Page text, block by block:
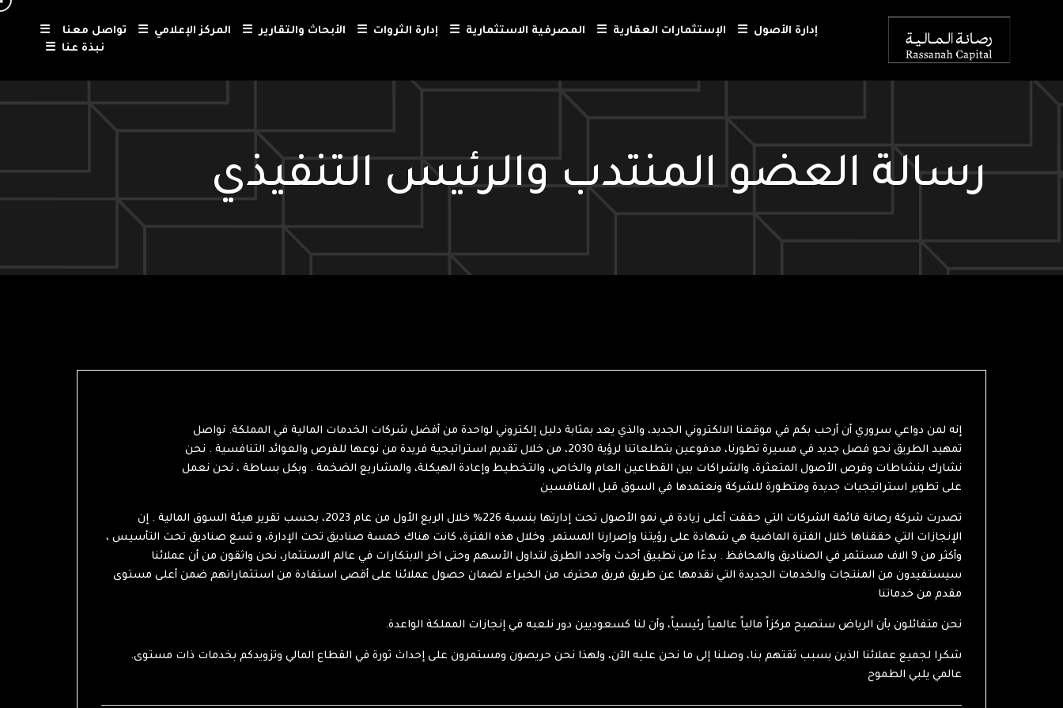
تواصل معنا ☰ المركز الإعلامي ☰ الأبحاث والتقارير ☰ إدارة الثروات ☰ المصرفية الاستثمارية ☰ الإستثمارات العقارية ☰ إدارة الأصول ☰
نبذة عنا ☰
رسالة العضو المنتدب والرئيس التنفيذي
إنه لمن دواعي سروري أن أرحب بكم في موقعنا الالكتروني الجديد، والذي يعد بمثابة دليل إلكتروني لواحدة من أفضل شركات الخدمات المالية في المملكة. نواصل
تمهيد الطريق نحو فصل جديد في مسيرة تطورنا، مدفوعين بتطلعاتنا لرؤية 2030، من خلال تقديم استراتيجية فريدة من نوعها للفرص والعوائد التنافسية . نحن
نشارك بنشاطات وفرص الأصول المتعثرة، والشراكات بين القطاعين العام والخاص، والتخطيط وإعادة الهيكلة، والمشاريع الضخمة . وبكل بساطة ، نحن نعمل
على تطوير استراتيجيات جديدة ومتطورة للشركة ونعتمدها في السوق قبل المنافسين
تصدرت شركة رصانة قائمة الشركات التي حققت أعلى زيادة في نمو الأصول تحت إدارتها بنسبة 226% خلال الربع الأول من عام 2023، بحسب تقرير هيئة السوق المالية . إن
الإنجازات التي حققناها خلال الفترة الماضية هي شهادة على رؤيتنا وإصرارنا المستمر. وخلال هذه الفترة، كانت هناك خمسة صناديق تحت الإدارة، و تسع صناديق تحت التأسيس ،
وأكثر من 9 الاف مستثمر في الصناديق والمحافظ . بدءًا من تطبيق أحدث وأجدد الطرق لتداول الأسهم وحتى اخر الابتكارات في عالم الاستثمار، نحن واثقون من أن عملائنا
سيستفيدون من المنتجات والخدمات الجديدة التي نقدمها عن طريق فريق محترف من الخبراء لضمان حصول عملائنا على أقصى استفادة من استثماراتهم ضمن أعلى مستوى
مقدم من خدماتنا
.نحن متفائلون بأن الرياض ستصبح مركزاً مالياً عالمياً رئيسياً، وأن لنا كسعوديين دور نلعبه في إنجازات المملكة الواعدة
.شكرا لجميع عملائنا الذين بسبب ثقتهم بنا، وصلنا إلى ما نحن عليه الآن، ولهذا نحن حريصون ومستمرون على إحداث ثورة في القطاع المالي وتزويدكم بخدمات ذات مستوى
عالمي يلبي الطموح